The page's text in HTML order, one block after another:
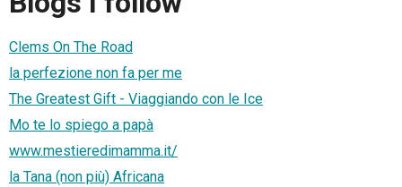
Clems On The Road
la perfezione non fa per me
The Greatest Gift - Viaggiando con le Ice
Mo te lo spiego a papà
www.mestieredimamma.it/
la Tana (non più) Africana